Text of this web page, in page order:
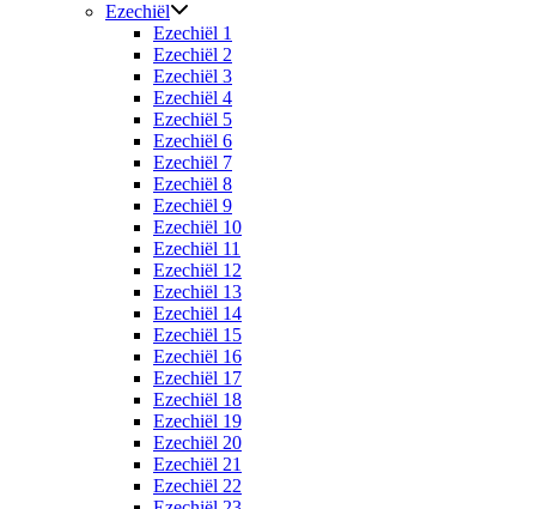
Ezechiël
Ezechiël 1
Ezechiël 2
Ezechiël 3
Ezechiël 4
Ezechiël 5
Ezechiël 6
Ezechiël 7
Ezechiël 8
Ezechiël 9
Ezechiël 10
Ezechiël 11
Ezechiël 12
Ezechiël 13
Ezechiël 14
Ezechiël 15
Ezechiël 16
Ezechiël 17
Ezechiël 18
Ezechiël 19
Ezechiël 20
Ezechiël 21
Ezechiël 22